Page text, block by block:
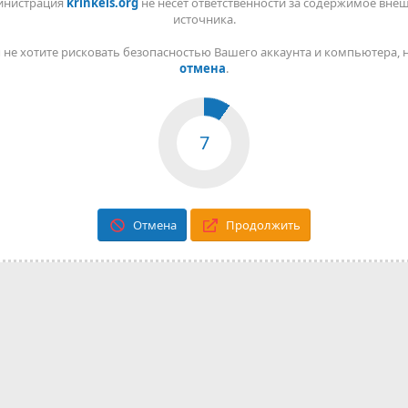
источника.
не хотите рисковать безопасностью Вашего аккаунта и компьютера,
отмена.
7
Отмена Продолжить